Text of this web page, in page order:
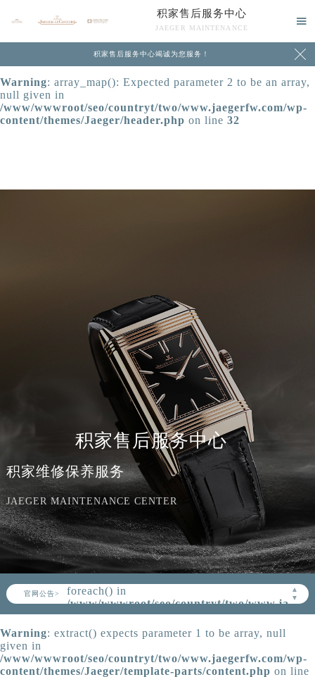
Warning: extract() expects parameter 1 to be array, null
/www/wwwroot/seo/countryt/two/www.jaegerfw.com/wp-
content/themes/Jaeger/header.phpon line
Warning: array_map(): Expected parameter 2 to be an array,
null given in
/www/wwwroot/seo/countryt/two/www.jaegerfw.com/wp-
content/themes/Jaeger/header.php on line 32
积家售后服务中心
JAEGER MAINTENANCE

积家售后服务中心竭诚为您服务！ 
积家售后服务中心
积家维修保养服务
JAEGER MAINTENANCE CENTER
官网公告>
▲
▼
foreach() in
/www/wwwroot/seo/countryt/two/
content/themes/Jaeger/header.phpon
line164
Warning: extract() expects parameter 1 to be array, null
given in
/www/wwwroot/seo/countryt/two/www.jaegerfw.com/wp-
content/themes/Jaeger/template-parts/content.php on line